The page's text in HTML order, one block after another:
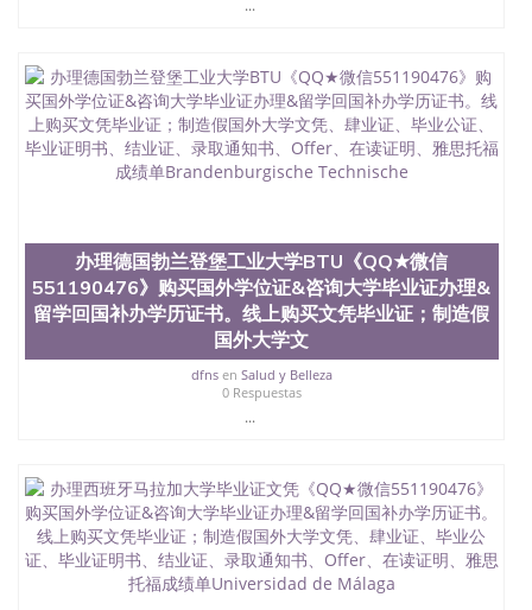
6、客户确认收到结果，付余款。 我们对海外大学及
银，LOGO烫金烫银复合重叠。 文字图案浮雕，激光
镭射，紫外荧光，温感，复印防伪）都有原版本文凭
对照。质量得到了广大海外客户群体的认可，同时和
海外学校留学中介， 同时能做到与时俱进，及时掌握
各大院校的（毕业证，成绩单，资格证，学生卡，结
寸大小，纸张材质，防伪技术等等，并在时间收集到
原版实物，以求达到客户的需求。 我们的优势： 我
们在保证合理定价的同时，坚持较高性价比，通过品
质和效率不断优化，为您倾情诠释什么是高性价比。
咨询顾问：Sam q/微信:551190476 Q/微
信:551190476办理毕业证成绩单、教育部认证,录取通
知书，雅思，留学回国证明.
公司专业制作、办理、仿制、成绩单文凭、改成绩、
理、仿制学位证书、毕业证文凭、文凭毕业证、毕业
证认证、留服认证、使馆认证、使馆证明、使馆留学
回国人员证明、留学生认证、学历认证、文凭认证学
位认证、留学生学历认证、留学生学位认证、英国文
凭学历、美国文凭学历、澳洲文凭学历、加拿大文凭
学历、新西兰学历认证等q:551190476 微信：
...
办理德国勃兰登堡工业大学BTU《QQ★微信
551190476》购买国外学位证&咨询大学毕业证办理&
留学回国补办学历证书。线上购买文凭毕业证；制造假
国外大学文
dfnsen Salud y Belleza
0 Respuestas
...